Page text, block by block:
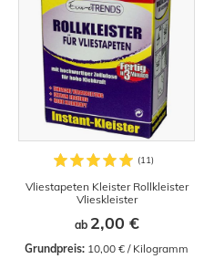
Vliestapeten Kleister Rollkleister
Vlieskleister
ab 2,00 €
Grundpreis: 10,00 € / Kilogramm